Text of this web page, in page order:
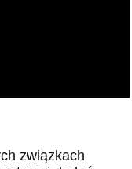
związkach